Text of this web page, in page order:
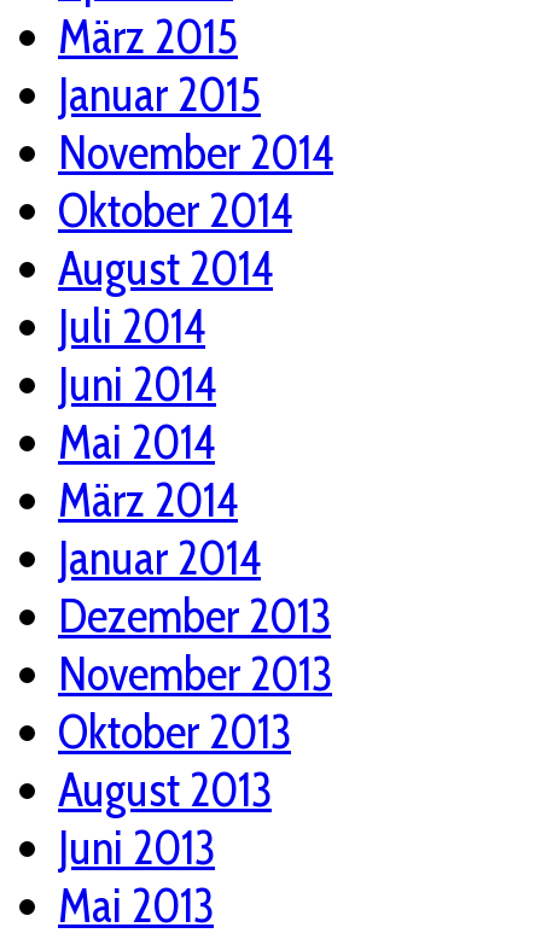
März 2015
Januar 2015
November 2014
Oktober 2014
August 2014
Juli 2014
Juni 2014
Mai 2014
März 2014
Januar 2014
Dezember 2013
November 2013
Oktober 2013
August 2013
Juni 2013
Mai 2013